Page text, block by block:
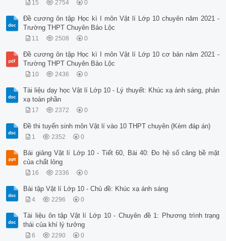
15 2754 0
Đề cương ôn tập Học kì I môn Vật lí Lớp 10 chuyên năm 2021 -
Trường THPT Chuyên Bảo Lộc
11 2508 0
Đề cương ôn tập Học kì I môn Vật lí Lớp 10 cơ bản năm 2021 -
Trường THPT Chuyên Bảo Lộc
10 2436 0
Tài liệu dạy học Vật lí Lớp 10 - Lý thuyết: Khúc xạ ánh sáng, phản
xạ toàn phần
17 2372 0
Đề thi tuyển sinh môn Vật lí vào 10 THPT chuyên (Kèm đáp án)
1 2352 0
Bài giảng Vật lí Lớp 10 - Tiết 60, Bài 40: Đo hệ số căng bề mặt
của chất lỏng
16 2336 0
Bài tập Vật lí Lớp 10 - Chủ đề: Khúc xạ ánh sáng
4 2296 0
Tài liệu ôn tập Vật lí Lớp 10 - Chuyên đề 1: Phương trình trạng
thái của khí lý tưởng
6 2290 0